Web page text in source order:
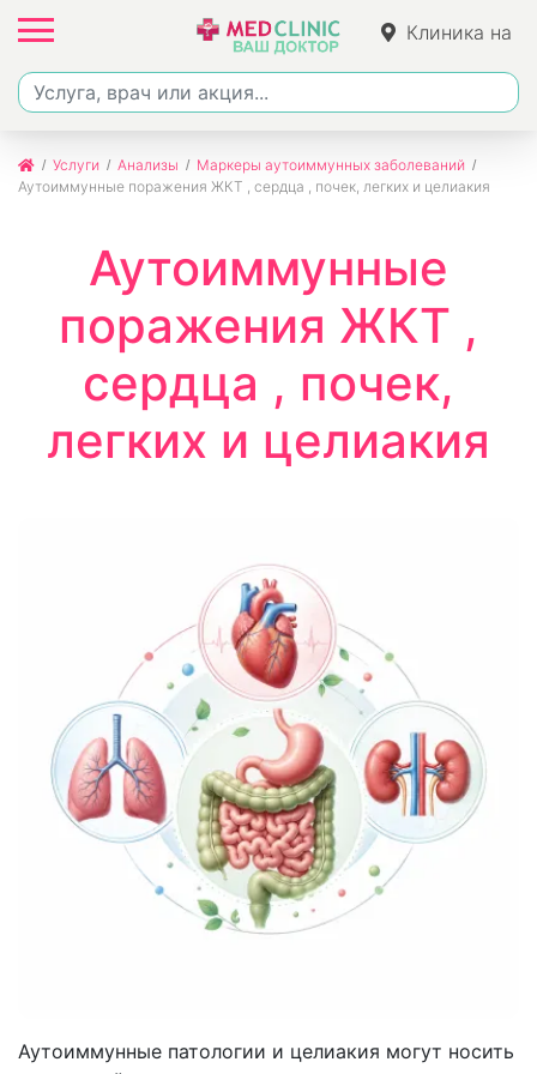
Клиника на
Ленина
Услуги Анализы
Маркеры аутоиммунных заболеваний
Аутоиммунные поражения ЖКТ , сердца , почек, легких и целиакия
Аутоиммунные
поражения ЖКТ ,
сердца , почек,
легких и целиакия
Аутоиммунные патологии и целиакия могут носить